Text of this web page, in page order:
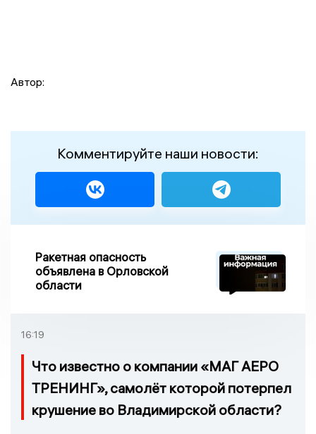
Автор:
Комментируйте наши новости:
Ракетная опасность
объявлена в Орловской
области
16:19
Что известно о компании «МАГ АЕРО
ТРЕНИНГ», самолёт которой потерпел
крушение во Владимирской области?